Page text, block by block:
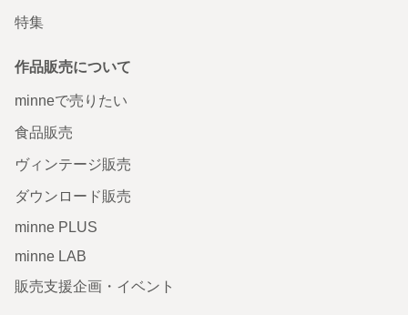
特集
作品販売について
minneで売りたい
食品販売
ヴィンテージ販売
ダウンロード販売
minne PLUS
minne LAB
販売支援企画・イベント